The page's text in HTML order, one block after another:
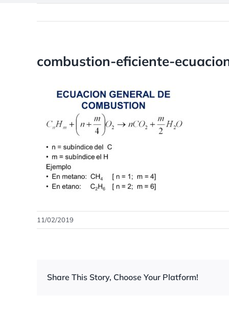
combustion-eficiente-
11/02/2019
Share This Story, Choose Your Platform!